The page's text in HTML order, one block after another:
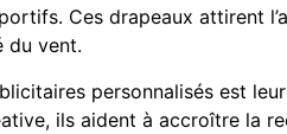
Ces drapeaux attirent
du vent.
personnalisés est
ils aident à accroître la